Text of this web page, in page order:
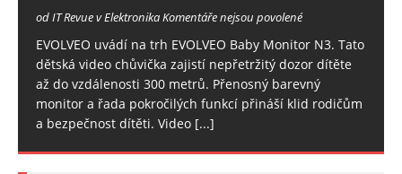
od IT Revue v ElektronikaKomentáře nejsou povolené
EVOLVEO uvádí na trh EVOLVEO Baby Monitor N3. Tato
dětská video chůvička zajistí nepřetržitý dozor dítěte
až do vzdálenosti 300 metrů. Přenosný barevný
monitor a řada pokročilých funkcí přináší klid rodičům
a bezpečnost dítěti. Video [...]